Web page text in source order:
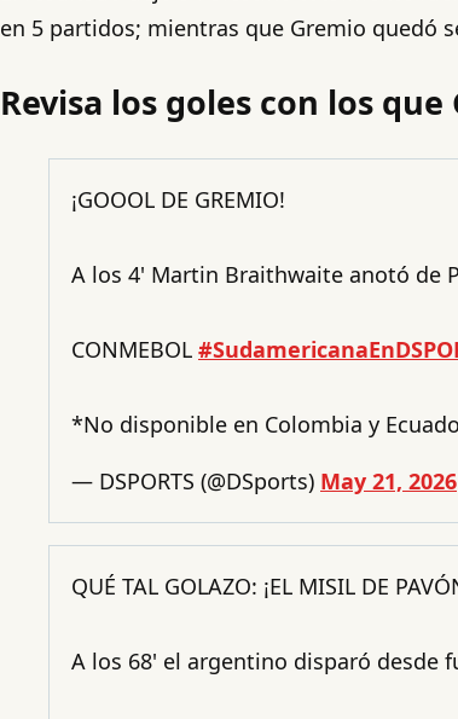
en 5 partidos; mientras que Gremio quedó
Revisa los goles con los
¡GOOOL DE GREMIO!
A los 4' Martin Braithwaite anotó de
CONMEBOL
*No disponible en Colombia y
— DSPORTS (@DSports) May 21, 2026
QUÉ TAL GOLAZO: ¡EL MISIL DE
A los 68' el argentino disparó desde